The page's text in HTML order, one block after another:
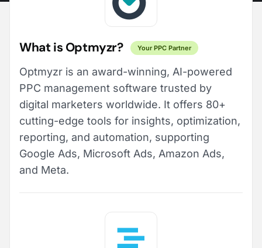
What is Optmyzr? Your PPC Partner
Optmyzr is an award-winning, AI-powered
PPC management software trusted by
digital marketers worldwide. It offers 80+
cutting-edge tools for insights, optimization,
reporting, and automation, supporting
Google Ads, Microsoft Ads, Amazon Ads,
and Meta.